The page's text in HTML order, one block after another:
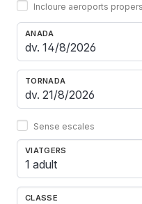
Incloure aeroports propers
ANADA
TORNADA
Sense escales
VIATGERS
1 adult
CLASSE